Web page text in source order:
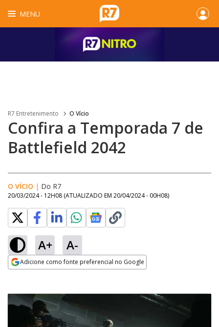
MENU
R7 Entretenimento O Vício
Confira a Temporada 7 de
Battlefield 2042
O VÍCIO | Do R7
20/03/2024 - 12H08 (ATUALIZADO EM 20/04/2024 - 00H08)
A+ A-
Adicione como fonte preferencial no Google